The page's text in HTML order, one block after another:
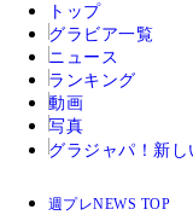
トップ
グラビア一覧
ニュース
ランキング
動画
写真
グラジャパ！ 新し
週プレNEWS TOP